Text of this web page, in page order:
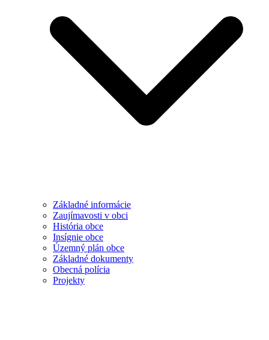
Základné informácie
Zaujímavosti v obci
História obce
Insígnie obce
Územný plán obce
Základné dokumenty
Obecná polícia
Projekty